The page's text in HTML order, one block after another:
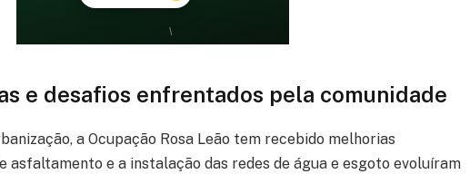
e desafios enfrentados pela comunidade
a Ocupação Rosa Leão tem recebido melhorias
asfaltamento e a instalação das redes de água e esgoto evoluíram